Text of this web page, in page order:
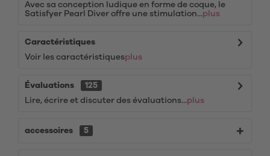
Avec sa conception ludique en forme de coque, le
Satisfyer Pearl Diver offre une stimulation...plus
Caractéristiques
Voir les caractéristiquesplus
Évaluations
125
Lire, écrire et discuter des évaluations...plus
accessoires 5